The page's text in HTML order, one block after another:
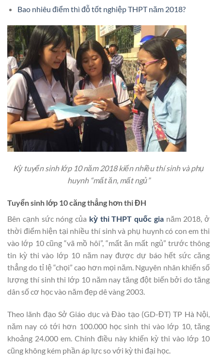
Bao nhiêu điểm thì đỗ tốt nghiệp THPT năm 2018?
Kỳ tuyển sinh lớp 10 năm 2018 kiến nhiều thí sinh và phụ
huynh “mất ăn, mất ngủ”
Tuyển sinh lớp 10 căng thẳng hơn thi ĐH
Bên cạnh sức nóng của kỳ thi THPT quốc gianăm 2018, ở
thời điểm hiện tại nhiều thí sinh và phụ huynh có con em thi
vào lớp 10 cũng “vã mồ hôi”, “mất ăn mất ngủ” trước thông
tin kỳ thi vào lớp 10 năm nay được dự báo hết sức căng
thẳng do tỉ lệ “chọi” cao hơn mọi năm. Nguyên nhân khiến số
lượng thí sinh thi lớp 10 năm nay tăng đột biến bởi do tăng
dân số cơ học vào năm đẹp dê vàng 2003.
Theo lãnh đạo Sở Giáo dục và Đào tạo (GD-ĐT) TP Hà Nội,
năm nay có tới hơn 100.000 học sinh thi vào lớp 10, tăng
khoảng 24.000 em. Chính điều này khiến kỳ thi vào lớp 10
cũng không kém phần áp lực so với kỳ thi đại học.